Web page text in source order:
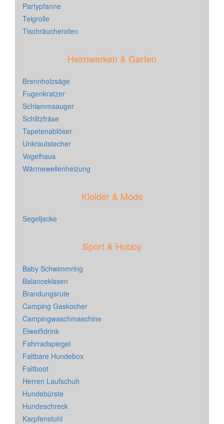
Partypfanne
Teigrolle
Tischräucherofen
Heimwerken & Garten
Brennholzsäge
Fugenkratzer
Schlammsauger
Schlitzfräse
Tapetenablöser
Unkrautstecher
Vogelhaus
Wärmewellenheizung
Kleider & Mode
Segeljacke
Sport & Hobby
Baby Schwimmring
Balancekissen
Brandungsrute
Camping Gaskocher
Campingwaschmaschine
Eiweißdrink
Fahrradspiegel
Faltbare Hundebox
Faltboot
Herren Laufschuh
Hundebürste
Hundeschreck
Karpfenstuhl